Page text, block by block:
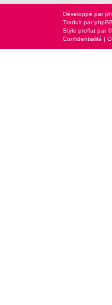
Développé par
Traduit par
Style proflat par ©
Confidentialité |